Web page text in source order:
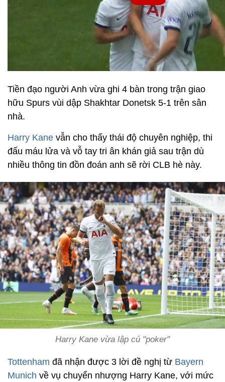
Tiền đạo người Anh vừa ghi 4 bàn trong trận giao
hữu Spurs vùi dập Shakhtar Donetsk 5-1 trên sân
nhà.
Harry Kane vẫn cho thấy thái độ chuyên nghiệp, thi
đấu máu lửa và vỗ tay tri ân khán giả sau trận dù
nhiều thông tin đồn đoán anh sẽ rời CLB hè này.
Harry Kane vừa lập cú "poker"
Tottenham đã nhận được 3 lời đề nghị từ Bayern
Munich về vụ chuyển nhượng Harry Kane, với mức